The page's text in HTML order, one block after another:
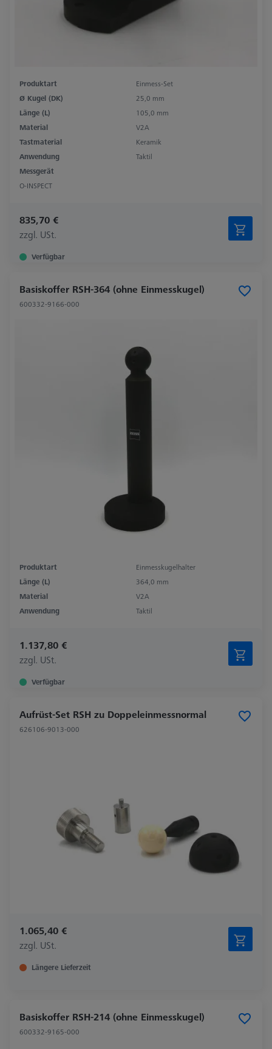
Produktart
Einmess-Set
Ø Kugel (DK)
25,0 mm
Länge (L)
105,0 mm
Material
V2A
Tastmaterial
Keramik
Anwendung
Taktil
Messgerät
O-INSPECT
835,70 €
zzgl. USt.
Verfügbar
Basiskoffer RSH-364 (ohne Einmesskugel)
600332-9166-000
Produktart
Einmesskugelhalter
Länge (L)
364,0 mm
Material
V2A
Anwendung
Taktil
1.137,80 €
zzgl. USt.
Verfügbar
Aufrüst-Set RSH zu Doppeleinmessnormal
626106-9013-000
1.065,40 €
zzgl. USt.
Längere Lieferzeit
Basiskoffer RSH-214 (ohne Einmesskugel)
600332-9165-000